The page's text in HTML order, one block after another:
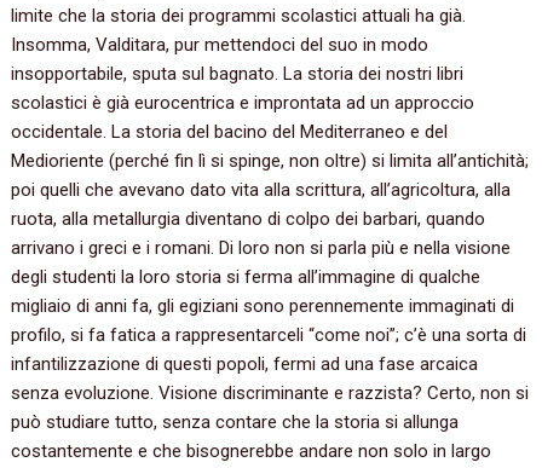
limite che la storia dei programmi scolastici attuali ha già.
Insomma, Valditara, pur mettendoci del suo in modo
insopportabile, sputa sul bagnato. La storia dei nostri libri
scolastici è già eurocentrica e improntata ad un approccio
occidentale. La storia del bacino del Mediterraneo e del
Medioriente (perché fin lì si spinge, non oltre) si limita all’antichità;
poi quelli che avevano dato vita alla scrittura, all’agricoltura, alla
ruota, alla metallurgia diventano di colpo dei barbari, quando
arrivano i greci e i romani. Di loro non si parla più e nella visione
degli studenti la loro storia si ferma all’immagine di qualche
migliaio di anni fa, gli egiziani sono perennemente immaginati di
profilo, si fa fatica a rappresentarceli “come noi”; c’è una sorta di
infantilizzazione di questi popoli, fermi ad una fase arcaica
senza evoluzione. Visione discriminante e razzista? Certo, non si
può studiare tutto, senza contare che la storia si allunga
costantemente e che bisognerebbe andare non solo in largo